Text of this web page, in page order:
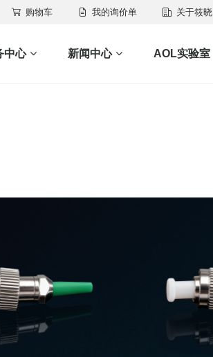
购物车 我的询价单 关于筱晓
中心 新闻中心 AOL实验室